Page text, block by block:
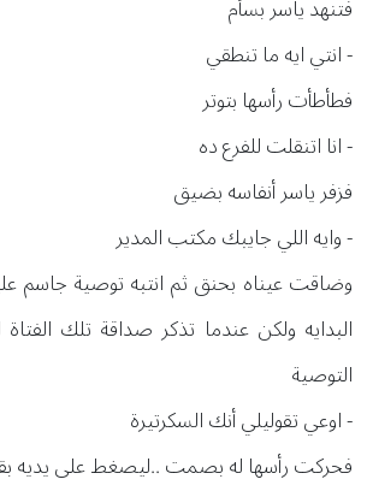
فتنهد ياسر بسأم
- انتي ايه ما تنطقي
فطأطأت رأسها بتوتر
- انا اتنقلت للفرع ده
فزفر ياسر أنفاسه بضيق
- وايه اللي جايبك مكتب المدير
وضاقت عيناه بحنق ثم انتبه توصية جاسم
البدايه ولكن عندما تذكر صداقة تلك
التوصية
- اوعي تقوليلي أنك السكرتيرة
فحركت رأسها له بصمت ..ليصغط على يديه